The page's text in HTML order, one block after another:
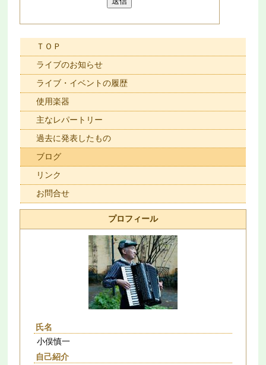
ＴＯＰ
ライブのお知らせ
ライブ・イベントの履歴
使用楽器
主なレパートリー
過去に発表したもの
ブログ
リンク
お問合せ
プロフィール
氏名
小俣慎一
自己紹介